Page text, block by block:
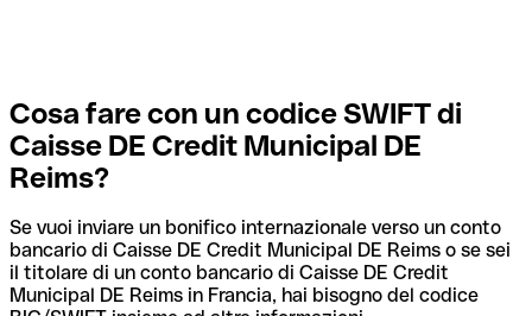
Cosa fare con un codice SWIFT di
Caisse DE Credit Municipal DE
Reims?
Se vuoi inviare un bonifico internazionale verso un conto
bancario di Caisse DE Credit Municipal DE Reims o se sei
il titolare di un conto bancario di Caisse DE Credit
Municipal DE Reims in Francia, hai bisogno del codice